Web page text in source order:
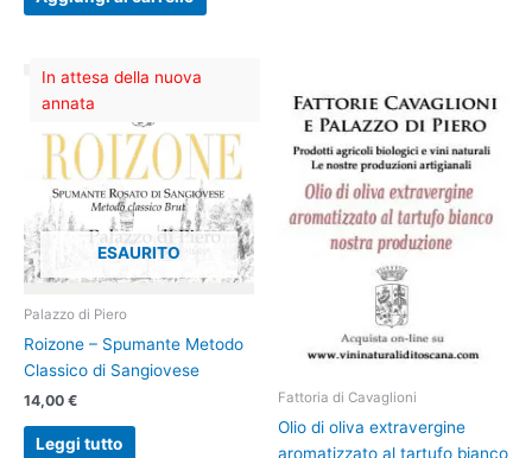
In attesa della nuova
annata
ESAURITO
Palazzo di Piero
Roizone – Spumante Metodo
Classico di Sangiovese
14,00 €
Leggi tutto
Fattoria di Cavaglioni
Olio di oliva extravergine
aromatizzato al tartufo bianco